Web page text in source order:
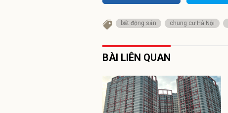
bất động sản chung cư Hà Nội
BÀI LIÊN QUAN